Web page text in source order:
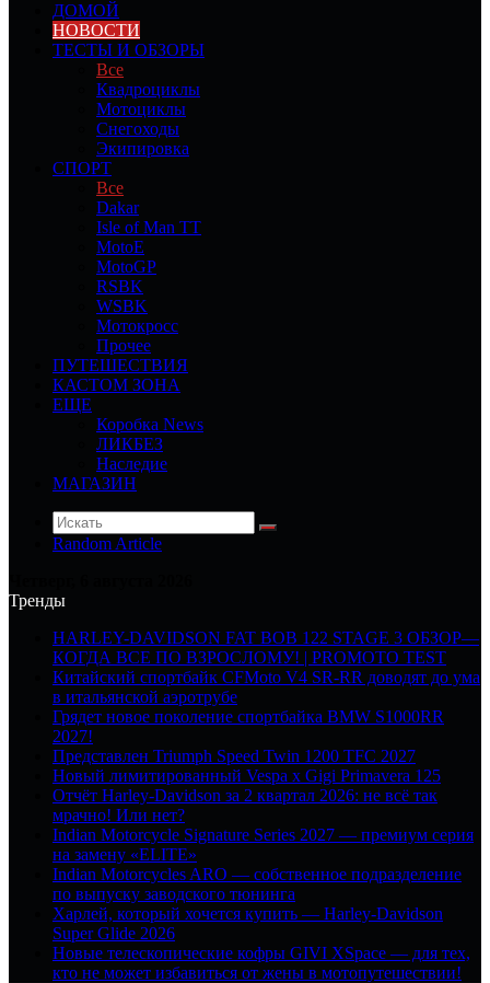
ДОМОЙ
НОВОСТИ
ТЕСТЫ И ОБЗОРЫ
Все
Квадроциклы
Мотоциклы
Снегоходы
Экипировка
СПОРТ
Все
Dakar
Isle of Man TT
MotoE
MotoGP
RSBK
WSBK
Мотокросс
Прочее
ПУТЕШЕСТВИЯ
КАСТОМ ЗОНА
ЕЩЕ
Коробка News
ЛИКБЕЗ
Наследие
МАГАЗИН
Random Article
Тренды
HARLEY-DAVIDSON FAT BOB 122 STAGE 3 ОБЗОР—
КОГДА ВСЕ ПО ВЗРОСЛОМУ! | PROMOTO TEST
Китайский спортбайк CFMoto V4 SR-RR доводят до ума
в итальянской аэротрубе
Грядет новое поколение спортбайка BMW S1000RR
2027!
Представлен Triumph Speed Twin 1200 TFC 2027
Новый лимитированный Vespa x Gigi Primavera 125
Отчёт Harley-Davidson за 2 квартал 2026: не всё так
мрачно! Или нет?
Indian Motorcycle Signature Series 2027 — премиум серия
на замену «ELITE»
Indian Motorcycles ARO — собственное подразделение
по выпуску заводского тюнинга
Харлей, который хочется купить — Harley-Davidson
Super Glide 2026
Новые телескопические кофры GIVI XSpace — для тех,
кто не может избавиться от жены в мотопутешествии!